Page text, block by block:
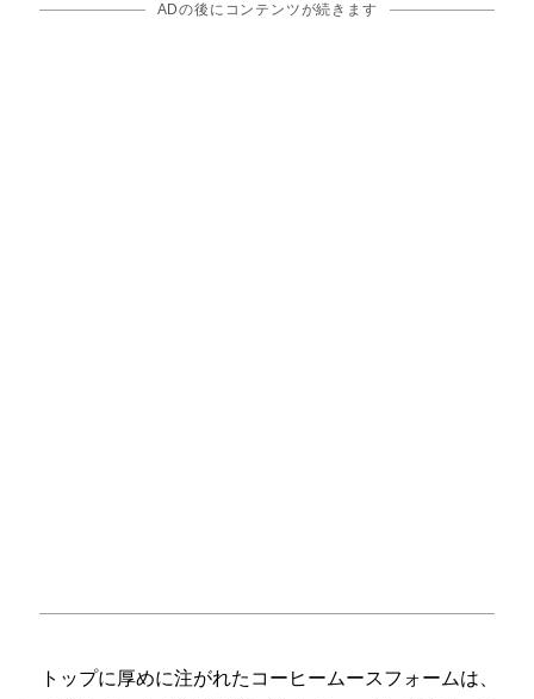
ADの後にコンテンツが続きます
トップに厚めに注がれたコーヒームースフォームは、